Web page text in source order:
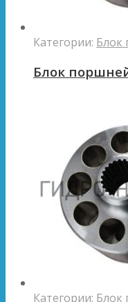
Категории: Блок
Блок
Категории: Блок